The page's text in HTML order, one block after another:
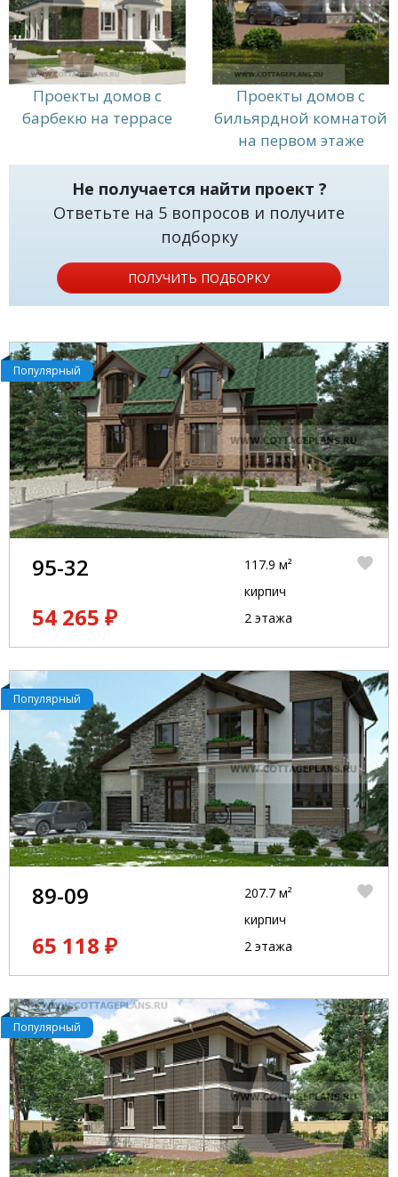
Проекты домов с
барбекю на террасе
Проекты домов с
бильярдной комнатой
на первом этаже
Не получается найти проект ?
Ответьте на 5 вопросов и получите
подборку
ПОЛУЧИТЬ ПОДБОРКУ
Популярный
95-32
54 265 ₽
117.9 м²
кирпич
2 этажа
Популярный
89-09
65 118 ₽
207.7 м²
кирпич
2 этажа
Популярный